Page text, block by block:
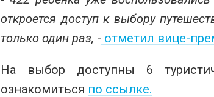
откроется доступ к выбору
только один раз, - отметил вице-
На выбор доступны 6
ознакомиться по ссылке.